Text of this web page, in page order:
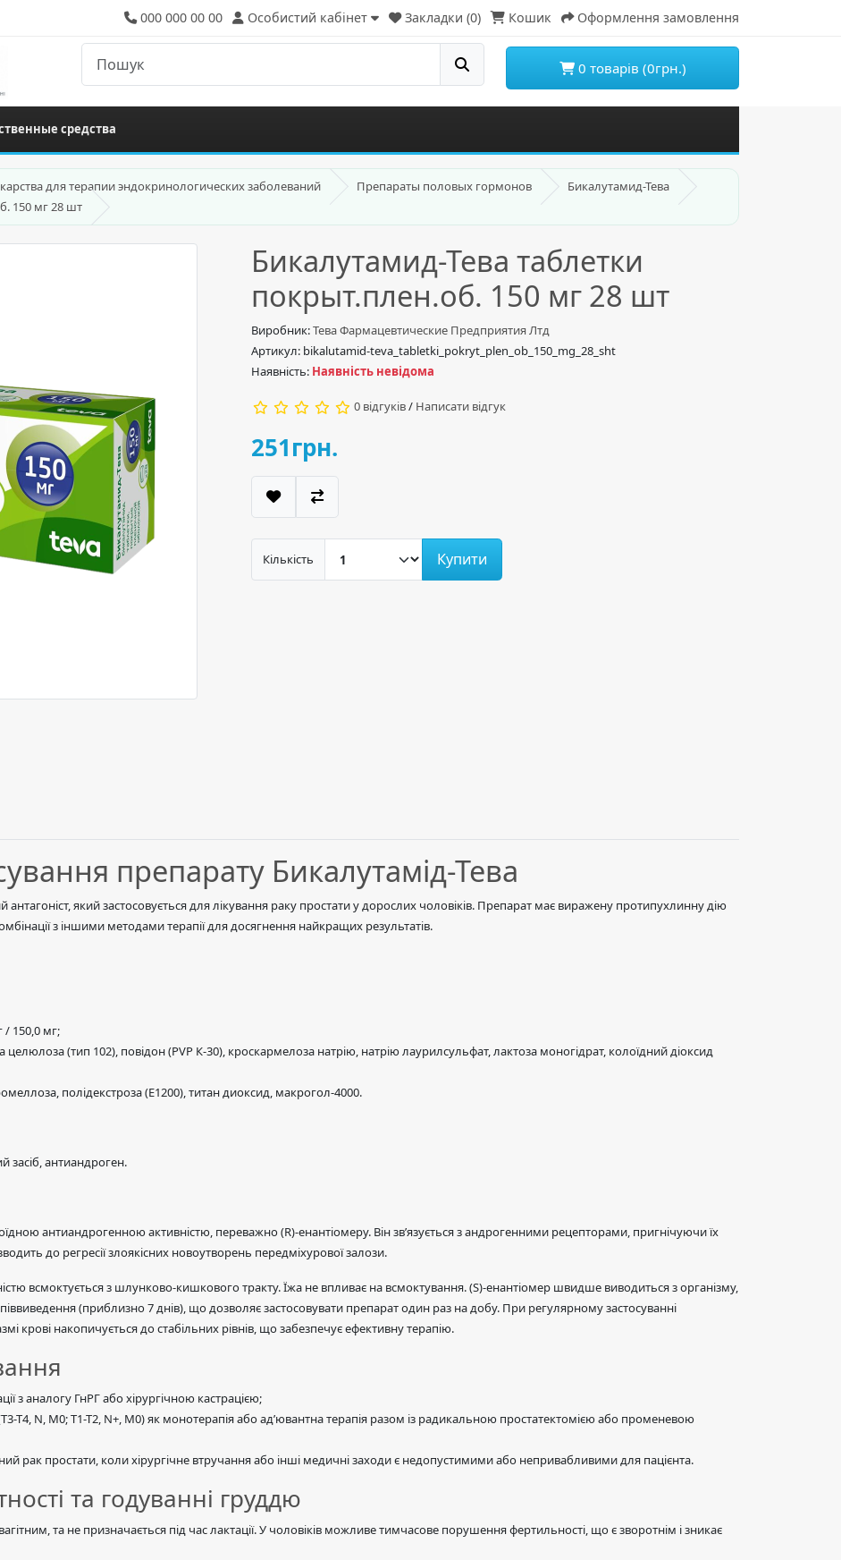
000 000 00 00 Особистий кабінет Закладки (0) Кошик Оформлення замовлення
0 товарів (0грн.)
средства
для терапии эндокринологических заболеваний Препараты половых гормонов
Бикалутамид-Тева
150 мг 28 шт
Бикалутамид-Тева таблетки
покрыт.плен.об. 150 мг 28 шт
Виробник:Тева Фармацевтические Предприятия Лтд
Артикул: bikalutamid-teva_tabletki_pokryt_plen_ob_150_mg_28_sht
Наявність: Наявність невідома
0 відгуків/ Написати відгук
251грн.
Кількість Купити
препарату Бикалутамід-Тева
який застосовується для лікування раку простати у дорослих чоловіків. Препарат має виражену протипухлинну дію
з іншими методами терапії для досягнення найкращих результатів.
/ 150,0 мг;
целюлоза (тип 102), повідон (PVP К-30), кроскармелоза натрію, натрію лаурилсульфат, лактоза моногідрат, колоїдний діоксид
полідекстроза (Е1200), титан диоксид, макрогол-4000.
засіб, антиандроген.
антиандрогенною активністю, переважно (R)-енантіомеру. Він зв’язується з андрогенними рецепторами, пригнічуючи їх
до регресії злоякісних новоутворень передміхурової залози.
всмоктується з шлунково-кишкового тракту. Їжа не впливає на всмоктування. (S)-енантіомер швидше виводиться з організму,
(приблизно 7 днів), що дозволяє застосовувати препарат один раз на добу. При регулярному застосуванні
крові накопичується до стабільних рівнів, що забезпечує ефективну терапію.
з аналогу ГнРГ або хірургічною кастрацією;
Т4, N, M0; Т1-Т2, N+, M0) як монотерапія або ад’ювантна терапія разом із радикальною простатектомією або променевою
рак простати, коли хірургічне втручання або інші медичні заходи є недопустимими або непривабливими для пацієнта.
та годуванні груддю
та не призначається під час лактації. У чоловіків можливе тимчасове порушення фертильності, що є зворотнім і зникає